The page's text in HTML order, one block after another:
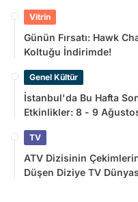
Vitrin
Günün Fırsatı: Hawk
Koltuğu İndirimde!
Genel Kültür
İstanbul'da Bu Hafta
Etkinlikler: 8 - 9
TV
ATV Dizisinin
Düşen Diziye TV